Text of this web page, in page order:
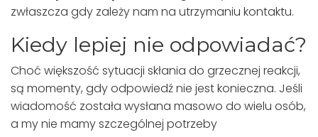
zwłaszcza gdy zależy nam na utrzymaniu kontaktu.
Kiedy lepiej nie odpowiadać?
Choć większość sytuacji skłania do grzecznej reakcji,
są momenty, gdy odpowiedź nie jest konieczna. Jeśli
wiadomość została wysłana masowo do wielu osób,
a my nie mamy szczególnej potrzeby